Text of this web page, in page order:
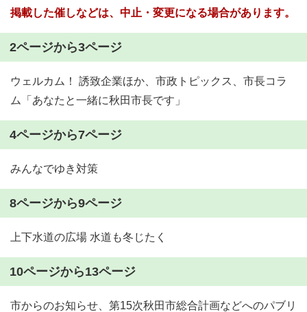
掲載した催しなどは、中止・変更になる場合があります。
2ページから3ページ
ウェルカム！ 誘致企業ほか、市政トピックス、市長コラ
ム「あなたと一緒に秋田市長です」
4ページから7ページ
みんなでゆき対策
8ページから9ページ
上下水道の広場 水道も冬じたく
10ページから13ページ
市からのお知らせ、第15次秋田市総合計画などへのパブリ